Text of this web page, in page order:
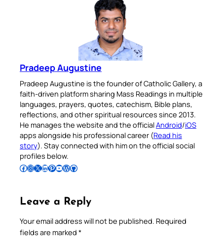
Pradeep Augustine
Pradeep Augustine is the founder of Catholic Gallery, a
faith-driven platform sharing Mass Readings in multiple
languages, prayers, quotes, catechism, Bible plans,
reflections, and other spiritual resources since 2013.
He manages the website and the officialAndroid/iOS
apps alongside his professional career (Read his
story). Stay connected with him on the official social
profiles below.
Follow Pradeep on Facebook Follow Pradeep on InstagramFollow Pradeep on X Follow Pradeep on LinkedIn Follow Pradeep on Pinterest Subscribe to Pradeep’s Youtube Channel Follow Pradeep on WordPress Follow Pradeep on GitHub
Leave a Reply
Your email address will not be published. Required
fields are marked *